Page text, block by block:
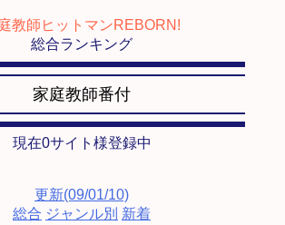
教師ヒットマンREBORN!
総合ランキング
家庭教師番付
現在0サイト様登録中
更新(09/01/10)
総合 ジャンル別 新着